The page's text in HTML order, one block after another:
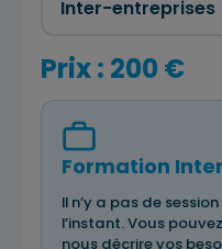
Prix : 200 €
Formation
Il n’y a pas de
l’instant. Vous
nous décrire vos